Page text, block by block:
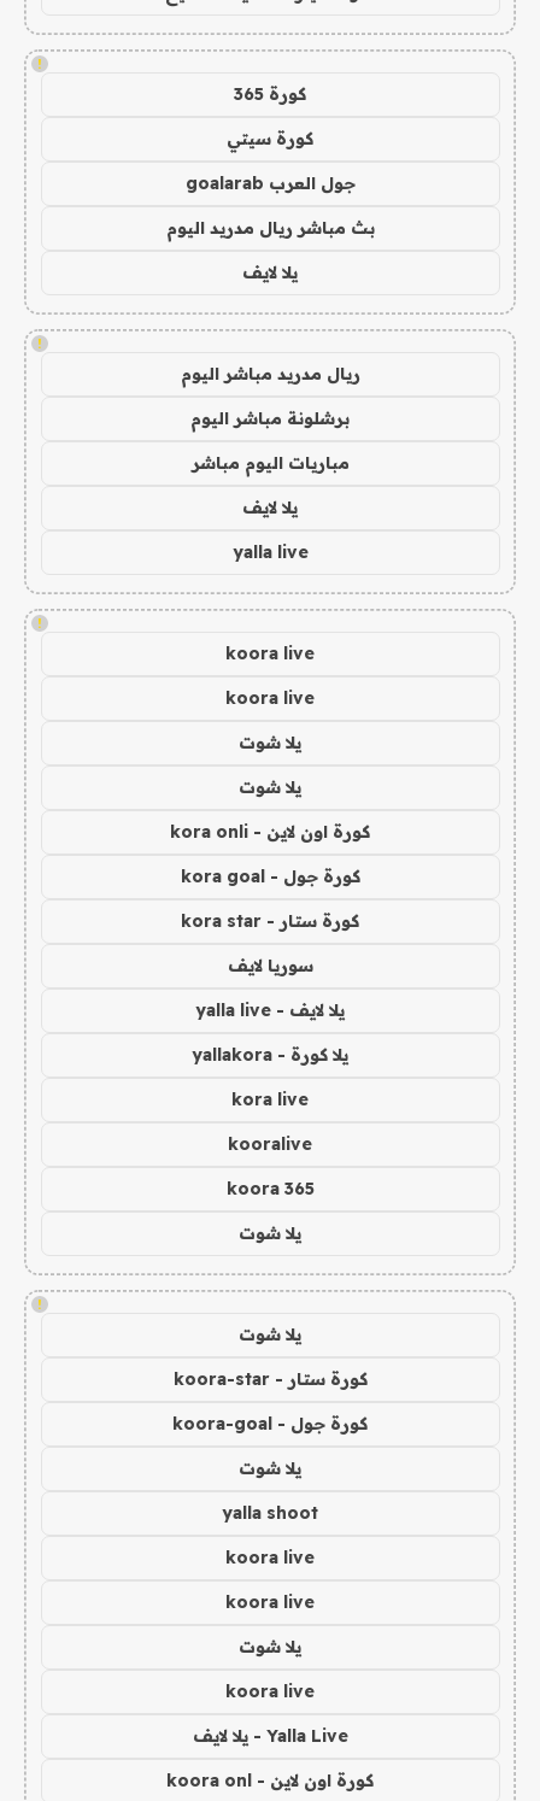
!
كورة 365
كورة سيتي
جول العرب goalarab
بث مباشر ريال مدريد اليوم
يلا لايف
!
ريال مدريد مباشر اليوم
برشلونة مباشر اليوم
مباريات اليوم مباشر
يلا لايف
yalla live
!
koora live
koora live
يلا شوت
يلا شوت
كورة اون لاين - kora onli
كورة جول - kora goal
كورة ستار - kora star
سوريا لايف
يلا لايف - yalla live
يلا كورة - yallakora
kora live
kooralive
koora 365
يلا شوت
!
يلا شوت
كورة ستار - koora-star
كورة جول - koora-goal
يلا شوت
yalla shoot
koora live
koora live
يلا شوت
koora live
Yalla Live - يلا لايف
كورة اون لاين - koora onl